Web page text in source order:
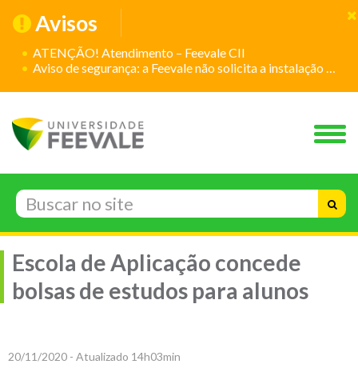
Avisos
ATENÇÃO! Atendimento – Feevale CII
Aviso de segurança: a Feevale não solicita a instalação de aplicativos
Escola de Aplicação concede
bolsas de estudos para alunos
20/11/2020 - Atualizado 14h03min